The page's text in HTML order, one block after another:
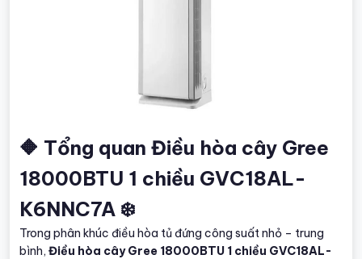
🔶 Tổng quan Điều hòa cây Gree
18000BTU 1 chiều GVC18AL-
K6NNC7A ❄️
Trong phân khúc điều hòa tủ đứng công suất nhỏ – trung
bình, Điều hòa cây Gree 18000BTU 1 chiều GVC18AL-